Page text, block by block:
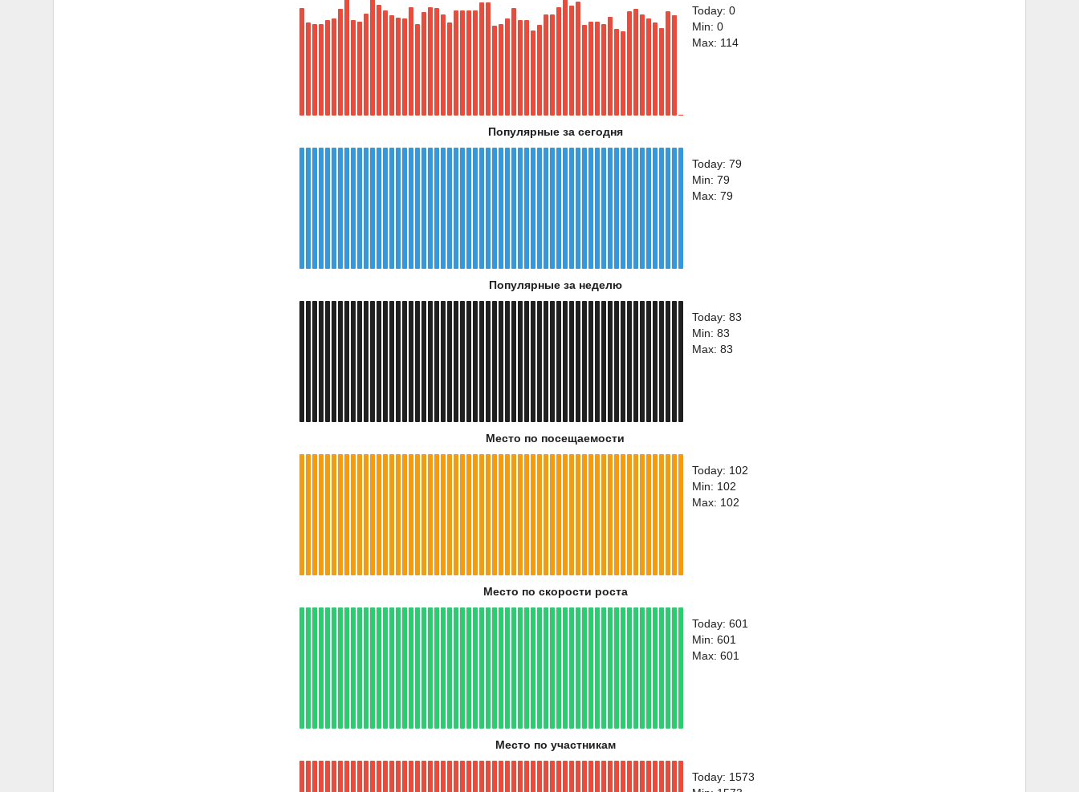
Today: 0
Min: 0
Max: 114
Популярные за сегодня
Today: 79
Min: 79
Max: 79
Популярные за неделю
Today: 83
Min: 83
Max: 83
Место по посещаемости
Today: 102
Min: 102
Max: 102
Место по скорости роста
Today: 601
Min: 601
Max: 601
Место по участникам
Today: 1573